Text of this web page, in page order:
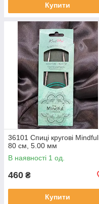
Купити
36101 Спиці кругові Mindful
80 см, 5.00 мм
В наявності 1 од.
460 ₴
Купити